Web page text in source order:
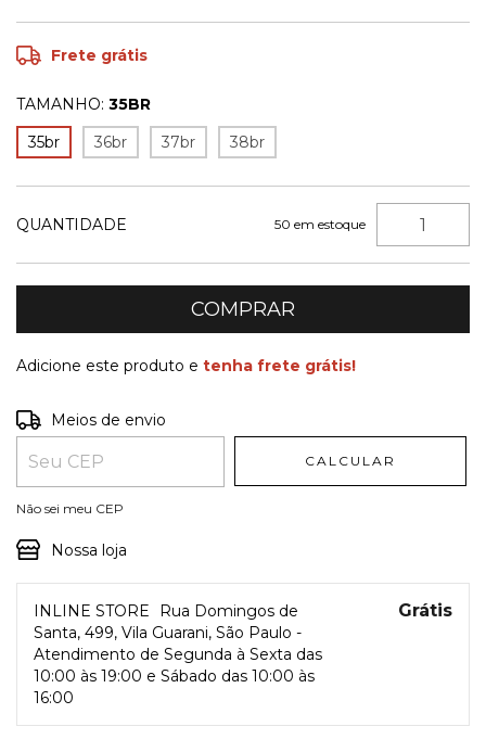
Frete grátis
TAMANHO: 35BR
35br
36br 37br 38br
QUANTIDADE 50 em estoque
Adicione este produto e tenha frete grátis!
Entregas para o CEP:
Meios de envio
CALCULAR
Não sei meu CEP
Nossa loja
INLINE STORE
Rua Domingos de
Santa, 499, Vila Guarani, São Paulo -
Atendimento de Segunda à Sexta das
10:00 às 19:00 e Sábado das 10:00 às
16:00
Grátis